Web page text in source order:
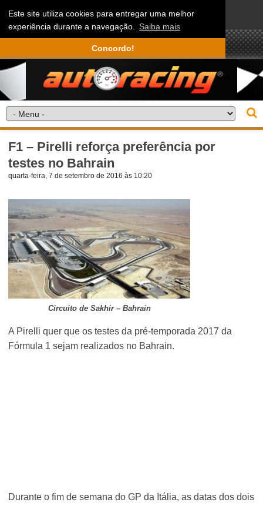
Este site utiliza cookies para entregar uma melhor
experiência durante a navegação. Saiba mais
Concordo!
F1 – Pirelli reforça preferência por
testes no Bahrain
quarta-feira, 7 de setembro de 2016 às 10:20
Circuito de Sakhir – Bahrain
A Pirelli quer que os testes da pré-temporada 2017 da
Fórmula 1 sejam realizados no Bahrain.
Durante o fim de semana do GP da Itália, as datas dos dois